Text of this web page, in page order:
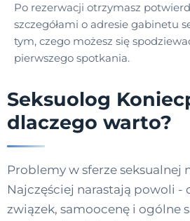
Po rezerwacji otrzymasz
szczegółami o adresie gabinetu
tym, czego możesz się
pierwszego spotkania.
Seksuolog
dlaczego warto?
Problemy w sferze seksualnej
Najczęściej narastają powoli -
związek, samoocenę i ogólne